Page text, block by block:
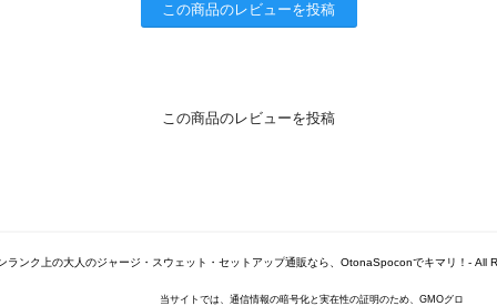
この商品のレビューを投稿
この商品のレビューを投稿
ランク上の大人のジャージ・スウェット・セットアップ通販なら、OtonaSpoconでキマリ！- All
当サイトでは、通信情報の暗号化と実在性の証明のため、GMOグロ